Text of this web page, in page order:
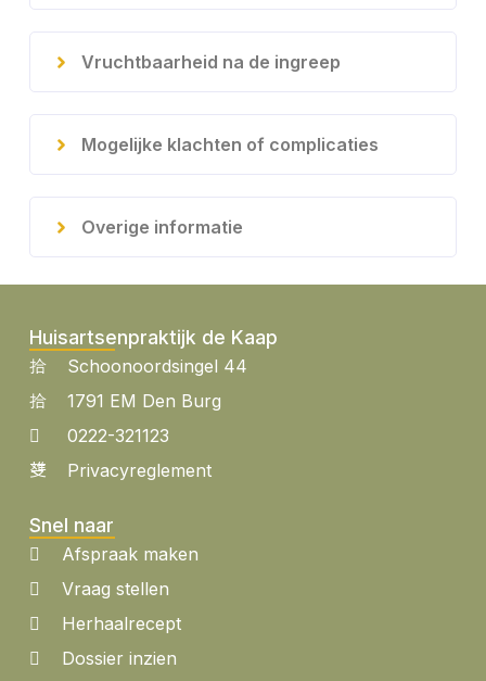
Vruchtbaarheid na de ingreep
Mogelijke klachten of complicaties
Overige informatie
Huisartsenpraktijk de Kaap
Schoonoordsingel 44
1791 EM Den Burg
0222-321123
Privacyreglement
Snel naar
Afspraak maken
Vraag stellen
Herhaalrecept
Dossier inzien